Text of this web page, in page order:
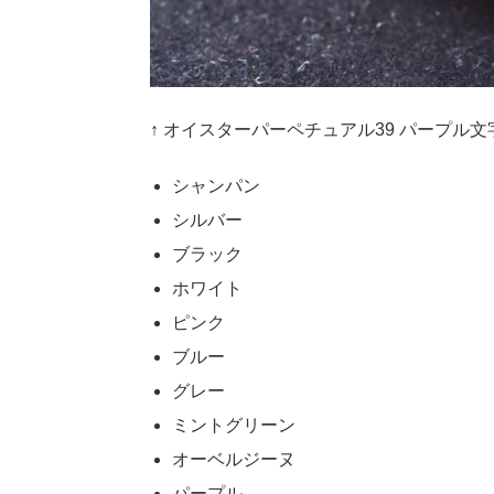
↑ オイスターパーペチュアル39 パープル文
シャンパン
シルバー
ブラック
ホワイト
ピンク
ブルー
グレー
ミントグリーン
オーベルジーヌ